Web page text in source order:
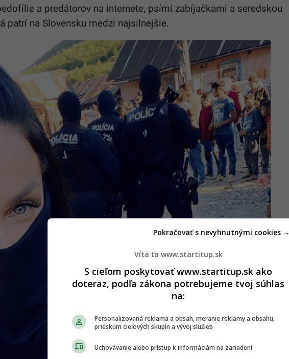
a predátorov na internete, psími zabíjačkami a seredskou
patrí na Slovensku medzi najsilnejšie.
Víta ťa www.startitup.sk
S cieľom poskytovať www.startitup.sk ako
doteraz, podľa zákona potrebujeme tvoj súhlas
na:
Personalizovaná reklama a obsah, meranie reklamy a obsahu,
prieskum cieľových skupín a vývoj služieb
Uchovávanie alebo prístup k informáciám na zariadení
Pokračovať s nevyhnutnými cookies →